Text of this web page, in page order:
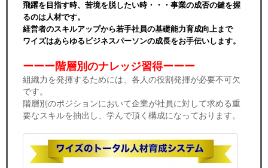
飛躍を目指す時、苦境を脱したい時・・・事業の成否の鍵を握
るのは人材です。
経営者のスキルアップから若手社員の基礎能力育成向上まで
ワイズはあらゆるビジネスパーソンの成長をお手伝いします。
ーーー階層別のナレッジ習得ーーー
組織力を発揮するためには、各人の役割発揮が必要不可欠
です。
階層別のポジションにおいて企業が社員に対して求める重
要なスキルを抽出し、学んで頂く構成になっております。